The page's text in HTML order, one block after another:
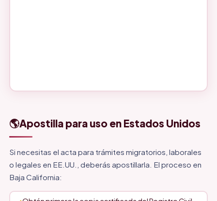
🌎Apostilla para uso en Estados Unidos
Si necesitas el acta para trámites migratorios, laborales
o legales en EE.UU., deberás apostillarla. El proceso en
Baja California: